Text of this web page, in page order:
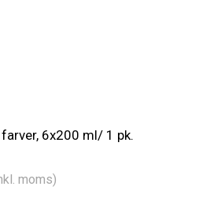
6x200 ml/ 1 pk.
moms)